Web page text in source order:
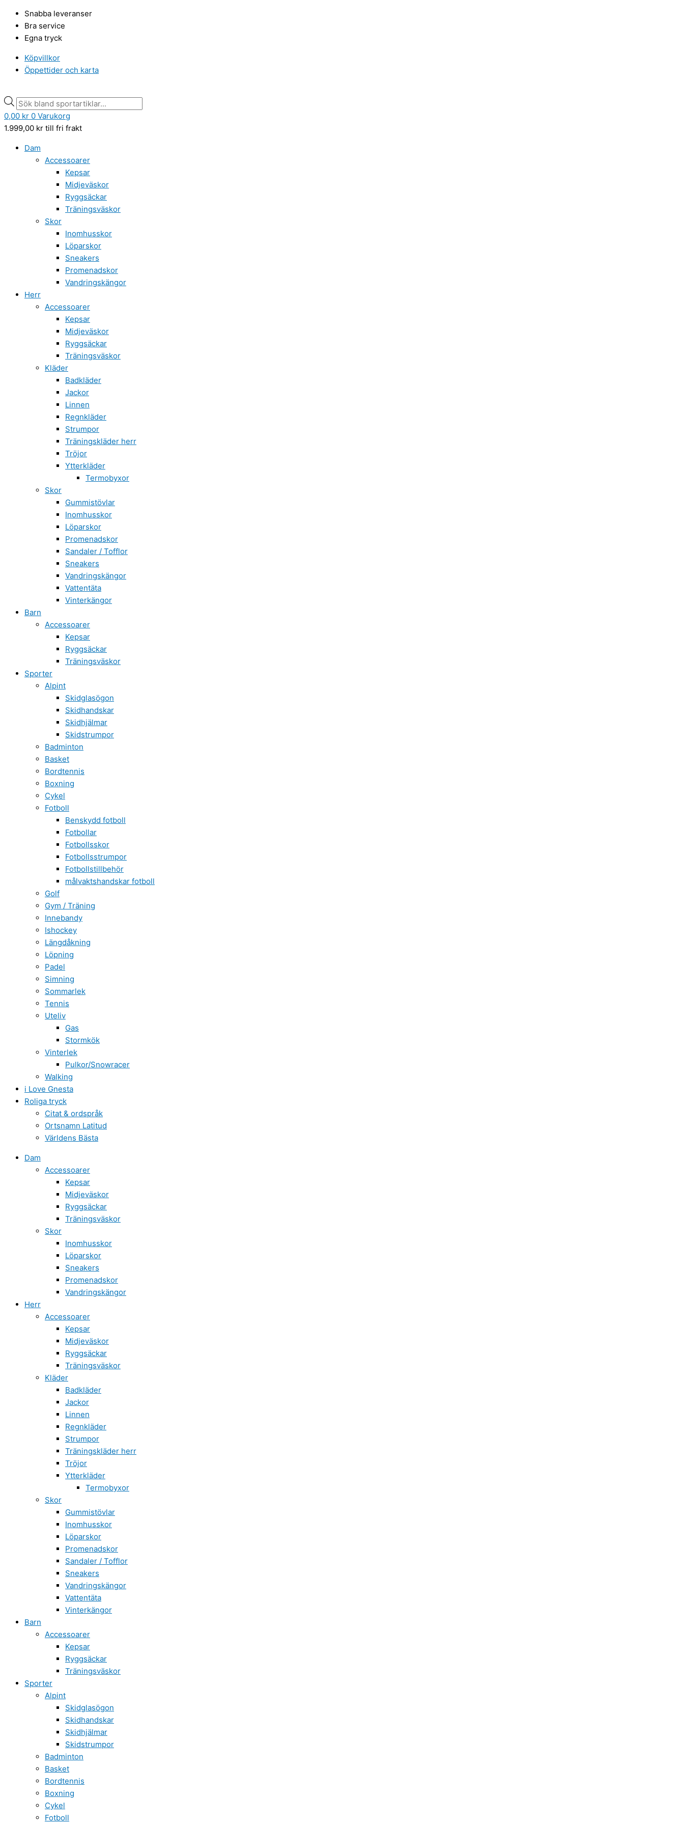
innehåll
Snabba leveranser
Bra service
Egna tryck
Köpvillkor
Öppettider och karta
search
0,00 kr 0 Varukorg
1.999,00 kr till fri frakt
Dam
Accessoarer
Kepsar
Midjeväskor
Ryggsäckar
Träningsväskor
Skor
Inomhusskor
Löparskor
Sneakers
Promenadskor
Vandringskängor
Herr
Accessoarer
Kepsar
Midjeväskor
Ryggsäckar
Träningsväskor
Kläder
Badkläder
Jackor
Linnen
Regnkläder
Strumpor
Träningskläder herr
Tröjor
Ytterkläder
Termobyxor
Skor
Gummistövlar
Inomhusskor
Löparskor
Promenadskor
Sandaler / Tofflor
Sneakers
Vandringskängor
Vattentäta
Vinterkängor
Barn
Accessoarer
Kepsar
Ryggsäckar
Träningsväskor
Sporter
Alpint
Skidglasögon
Skidhandskar
Skidhjälmar
Skidstrumpor
Badminton
Basket
Bordtennis
Boxning
Cykel
Fotboll
Benskydd fotboll
Fotbollar
Fotbollsskor
Fotbollsstrumpor
Fotbollstillbehör
målvaktshandskar fotboll
Golf
Gym / Träning
Innebandy
Ishockey
Längdåkning
Löpning
Padel
Simning
Sommarlek
Tennis
Uteliv
Gas
Stormkök
Vinterlek
Pulkor/Snowracer
Walking
i Love Gnesta
Roliga tryck
Citat & ordspråk
Ortsnamn Latitud
Världens Bästa
Dam
Accessoarer
Kepsar
Midjeväskor
Ryggsäckar
Träningsväskor
Skor
Inomhusskor
Löparskor
Sneakers
Promenadskor
Vandringskängor
Herr
Accessoarer
Kepsar
Midjeväskor
Ryggsäckar
Träningsväskor
Kläder
Badkläder
Jackor
Linnen
Regnkläder
Strumpor
Träningskläder herr
Tröjor
Ytterkläder
Termobyxor
Skor
Gummistövlar
Inomhusskor
Löparskor
Promenadskor
Sandaler / Tofflor
Sneakers
Vandringskängor
Vattentäta
Vinterkängor
Barn
Accessoarer
Kepsar
Ryggsäckar
Träningsväskor
Sporter
Alpint
Skidglasögon
Skidhandskar
Skidhjälmar
Skidstrumpor
Badminton
Basket
Bordtennis
Boxning
Cykel
Fotboll
search
Målvaktströja
Innebandy
Unihoc
Shield
vit/svart